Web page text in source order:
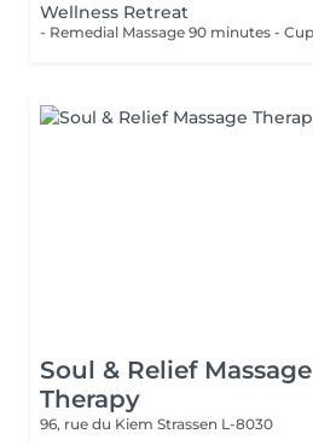
Wellness Retreat
Soul & Relief Massage
Therapy
96, rue du Kiem Strassen L-8030